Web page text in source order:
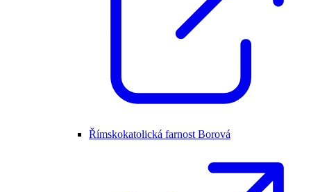
Římskokatolická farnost Borová